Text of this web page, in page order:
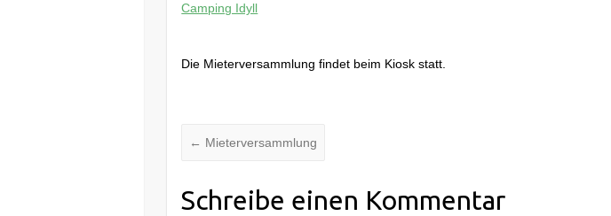
Camping Idyll
Die Mieterversammlung findet beim Kiosk statt.
← Mieterversammlung
Schreibe einen Kommentar